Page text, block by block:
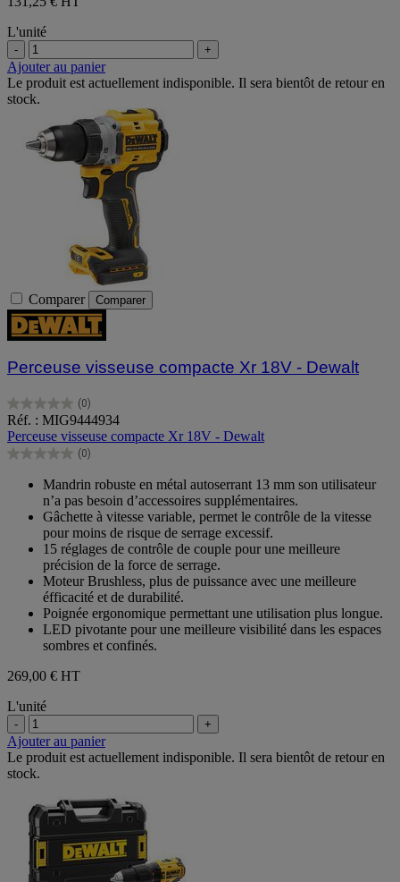
L'unité
- +
Ajouter au panier
Le produit est actuellement indisponible. Il sera bientôt de retour en
stock.
Comparer Comparer
Perceuse visseuse compacte Xr 18V - Dewalt
(0)
0.0
sur
5
étoiles.
Réf. : MIG9444934
Perceuse visseuse compacte Xr 18V - Dewalt
(0)
0.0
étoiles.
Mandrin robuste en métal autoserrant 13 mm son utilisateur
n’a pas besoin d’accessoires supplémentaires.
Gâchette à vitesse variable, permet le contrôle de la vitesse
pour moins de risque de serrage excessif.
15 réglages de contrôle de couple pour une meilleure
précision de la force de serrage.
Moteur Brushless, plus de puissance avec une meilleure
éfficacité et de durabilité.
Poignée ergonomique permettant une utilisation plus longue.
LED pivotante pour une meilleure visibilité dans les espaces
sombres et confinés.
269,00 € HT
L'unité
- +
Ajouter au panier
Le produit est actuellement indisponible. Il sera bientôt de retour en
stock.